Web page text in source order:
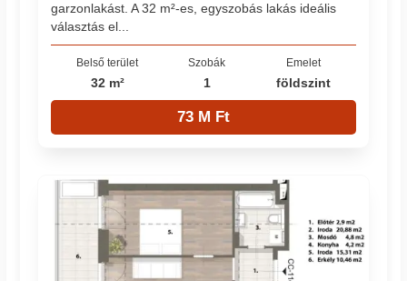
garzonlakást. A 32 m²-es, egyszobás lakás ideális
választás el...
Belső terület
32 m²
Szobák
1
Emelet
földszint
73 M Ft